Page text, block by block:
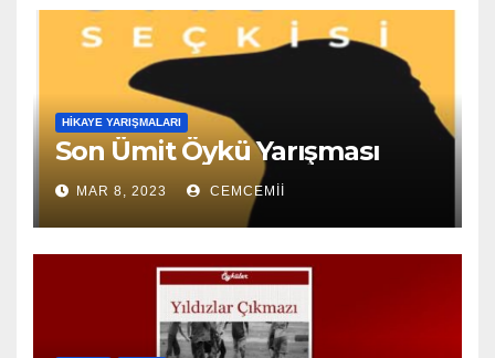
HIKAYE YARIŞMALARI
Son Ümit Öykü Yarışması
MAR 8, 2023 CEMCEMII